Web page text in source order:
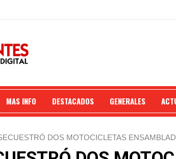
MAS INFO DESTACADOS GENERALES
DOS MOTOCICLETAS